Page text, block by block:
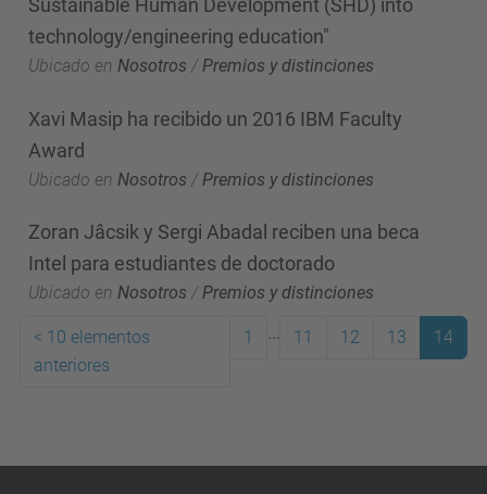
Sustainable Human Development (SHD) into
technology/engineering education"
Ubicado en Nosotros /Premios y distinciones
Xavi Masip ha recibido un 2016 IBM Faculty
Award
Ubicado en Nosotros / Premios y distinciones
Zoran Jâcsik y Sergi Abadal reciben una beca
Intel para estudiantes de doctorado
Ubicado en Nosotros /Premios y distinciones
< 10 elementos
anteriores
1 11 12 13 14